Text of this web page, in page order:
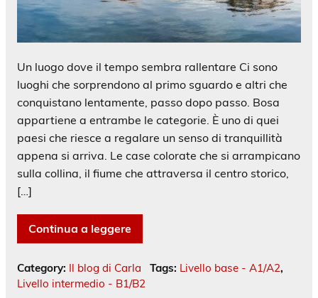
Un luogo dove il tempo sembra rallentare Ci sono
luoghi che sorprendono al primo sguardo e altri che
conquistano lentamente, passo dopo passo. Bosa
appartiene a entrambe le categorie. È uno di quei
paesi che riesce a regalare un senso di tranquillità
appena si arriva. Le case colorate che si arrampicano
sulla collina, il fiume che attraversa il centro storico,
[…]
Continua a leggere
Category: Il blog di Carla Tags: Livello base - A1/A2,
Livello intermedio - B1/B2